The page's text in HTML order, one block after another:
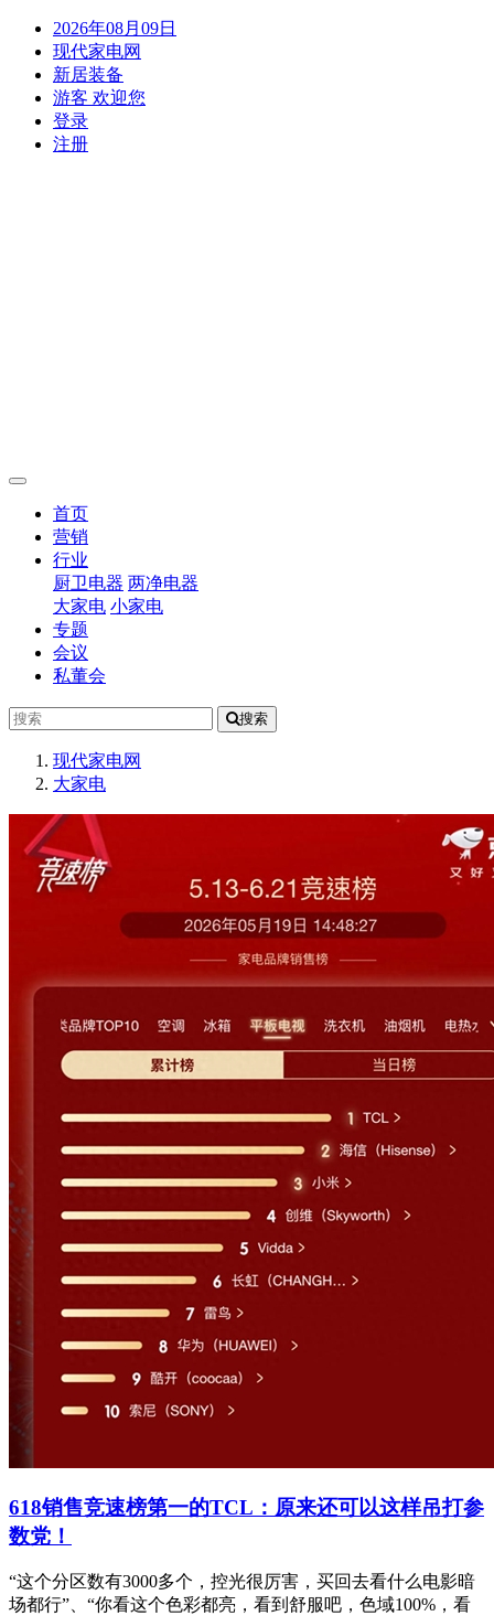
2026年08月09日
现代家电网
新居装备
游客 欢迎您
登录
注册
首页(current)
营销
行业
厨卫电器 两净电器
大家电 小家电
专题
会议
私董会
搜索
现代家电网
大家电
618销售竞速榜第一的TCL：原来还可以这样吊打参
数党！
“这个分区数有3000多个，控光很厉害，买回去看什么电影暗
场都行”、“你看这个色彩都亮，看到舒服吧，色域100%，看